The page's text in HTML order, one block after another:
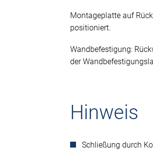
Montageplatte auf
positioniert.
Wandbefestigung:
der
Hinweis
Schließung durch